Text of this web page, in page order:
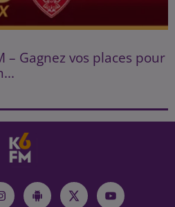
– Gagnez vos places pour